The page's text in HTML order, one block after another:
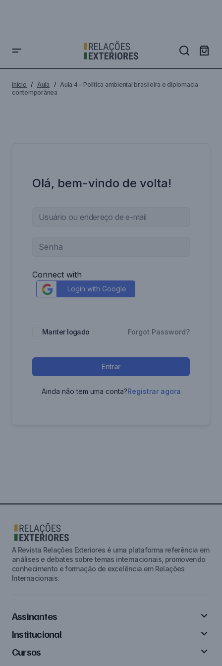
Início Aula
Aula 4 – Política ambiental brasileira e diplomacia
contemporânea
Olá, bem-vindo de volta!
Connect with
Login with Google
Manter logado Forgot Password?
Entrar
Ainda não tem uma conta?Registrar agora
A Revista Relações Exteriores é uma plataforma referência em
análises e debates sobre temas internacionais, promovendo
conhecimento e formação de excelência em Relações
Internacionais.
Assinantes
Institucional
Cursos